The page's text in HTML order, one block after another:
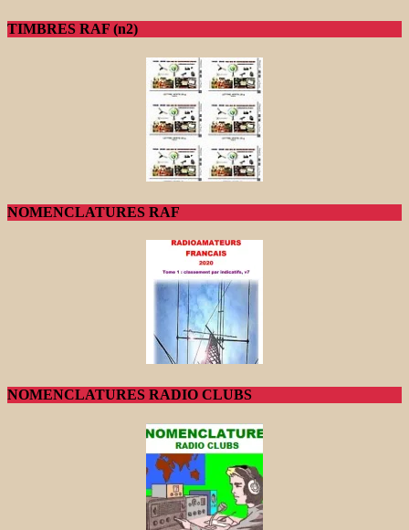
TIMBRES RAF (n2)
NOMENCLATURES RAF
NOMENCLATURES RADIO CLUBS